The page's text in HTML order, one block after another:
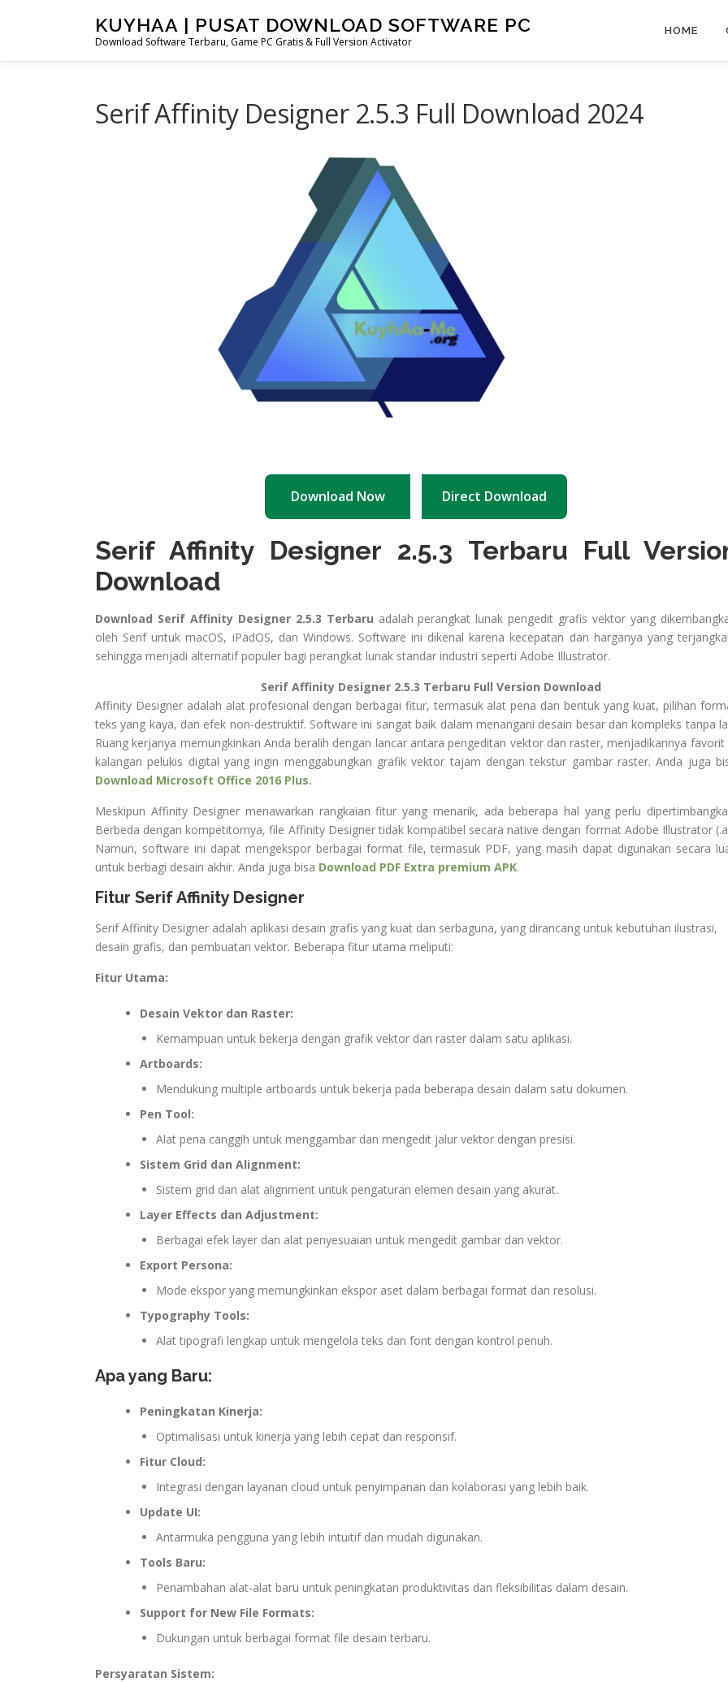
KUYHAA | PUSAT DOWNLOAD SOFTWARE PC
Download Software Terbaru, Game PC Gratis & Full Version Activator
HOME
Serif Affinity Designer 2.5.3 Full Download 2024
Download Now Direct Download
Serif Affinity Designer 2.5.3 Terbaru Full
Download
Download Serif Affinity Designer 2.5.3 Terbaru adalah perangkat lunak pengedit grafis vektor yang
oleh Serif untuk macOS, iPadOS, dan Windows. Software ini dikenal karena kecepatan dan harganya yang
sehingga menjadi alternatif populer bagi perangkat lunak standar industri seperti Adobe Illustrator.
Serif Affinity Designer 2.5.3 Terbaru Full Version Download
Affinity Designer adalah alat profesional dengan berbagai fitur, termasuk alat pena dan bentuk yang kuat, pilihan
teks yang kaya, dan efek non-destruktif. Software ini sangat baik dalam menangani desain besar dan kompleks tanpa
Ruang kerjanya memungkinkan Anda beralih dengan lancar antara pengeditan vektor dan raster, menjadikannya favorit
kalangan pelukis digital yang ingin menggabungkan grafik vektor tajam dengan tekstur gambar raster. Anda juga
Download Microsoft Office 2016 Plus.
Meskipun Affinity Designer menawarkan rangkaian fitur yang menarik, ada beberapa hal yang perlu
Berbeda dengan kompetitornya, file Affinity Designer tidak kompatibel secara native dengan format Adobe Illustrator
Namun, software ini dapat mengekspor berbagai format file, termasuk PDF, yang masih dapat digunakan secara
untuk berbagi desain akhir. Anda juga bisa Download PDF Extra premium APK.
Fitur Serif Affinity Designer
Serif Affinity Designer adalah aplikasi desain grafis yang kuat dan serbaguna, yang dirancang untuk kebutuhan ilustrasi,
desain grafis, dan pembuatan vektor. Beberapa fitur utama meliputi:
Fitur Utama:
Desain Vektor dan Raster:
Kemampuan untuk bekerja dengan grafik vektor dan raster dalam satu aplikasi.
Artboards:
Mendukung multiple artboards untuk bekerja pada beberapa desain dalam satu dokumen.
Pen Tool:
Alat pena canggih untuk menggambar dan mengedit jalur vektor dengan presisi.
Sistem Grid dan Alignment:
Sistem grid dan alat alignment untuk pengaturan elemen desain yang akurat.
Layer Effects dan Adjustment:
Berbagai efek layer dan alat penyesuaian untuk mengedit gambar dan vektor.
Export Persona:
Mode ekspor yang memungkinkan ekspor aset dalam berbagai format dan resolusi.
Typography Tools:
Alat tipografi lengkap untuk mengelola teks dan font dengan kontrol penuh.
Apa yang Baru:
Peningkatan Kinerja:
Optimalisasi untuk kinerja yang lebih cepat dan responsif.
Fitur Cloud:
Integrasi dengan layanan cloud untuk penyimpanan dan kolaborasi yang lebih baik.
Update UI:
Antarmuka pengguna yang lebih intuitif dan mudah digunakan.
Tools Baru:
Penambahan alat-alat baru untuk peningkatan produktivitas dan fleksibilitas dalam desain.
Support for New File Formats:
Dukungan untuk berbagai format file desain terbaru.
Persyaratan Sistem: